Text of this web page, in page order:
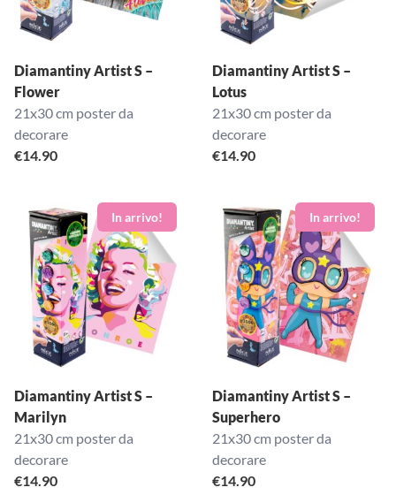
Diamantiny Artist S –
Flower
21x30 cm poster da
decorare
€14.90
Diamantiny Artist S –
Lotus
21x30 cm poster da
decorare
€14.90
Diamantiny Artist S –
Marilyn
21x30 cm poster da
decorare
€14.90
Diamantiny Artist S –
Superhero
21x30 cm poster da
decorare
€14.90